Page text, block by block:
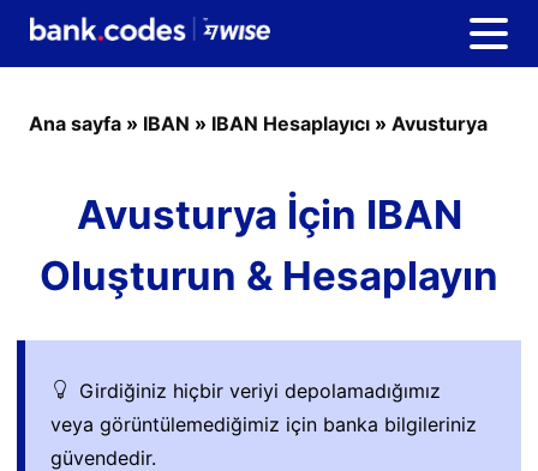
Ana sayfa » IBAN » IBAN Hesaplayıcı » Avusturya
Avusturya İçin IBAN
Oluşturun & Hesaplayın
Girdiğiniz hiçbir veriyi depolamadığımız
veya görüntülemediğimiz için banka bilgileriniz
güvendedir.